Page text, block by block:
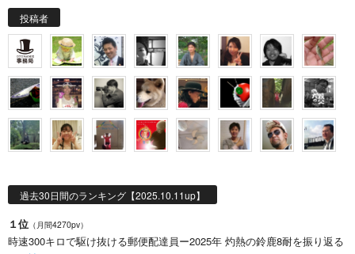
投稿者
過去30日間のランキング【2025.10.11up】
１位 （月間4270pv）
時速300キロで駆け抜ける郵便配達員ー2025年 灼熱の鈴鹿8耐を振り返る